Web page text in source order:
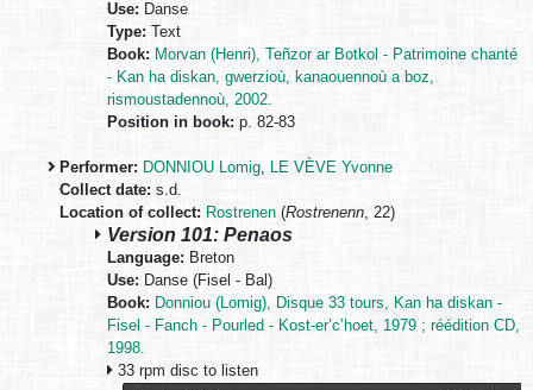
Use: Danse
Type: Text
Book: Morvan (Henri), Teñzor ar Botkol - Patrimoine chanté
- Kan ha diskan, gwerzioù, kanaouennoù a boz,
rismoustadennoù, 2002.
Position in book: p. 82-83
Performer: DONNIOU Lomig
LE VÈVE Yvonne
Collect date: s.d.
Location of collect: Rostrenen (Rostrenenn , 22)
Version 101: Penaos
Language: Breton
Use: Danse (Fisel - Bal)
Book: Donniou (Lomig), Disque 33 tours, Kan ha diskan -
Fisel - Fanch - Pourled - Kost-er’c’hoet, 1979 ; réédition CD,
1998.
33 rpm disc to listen